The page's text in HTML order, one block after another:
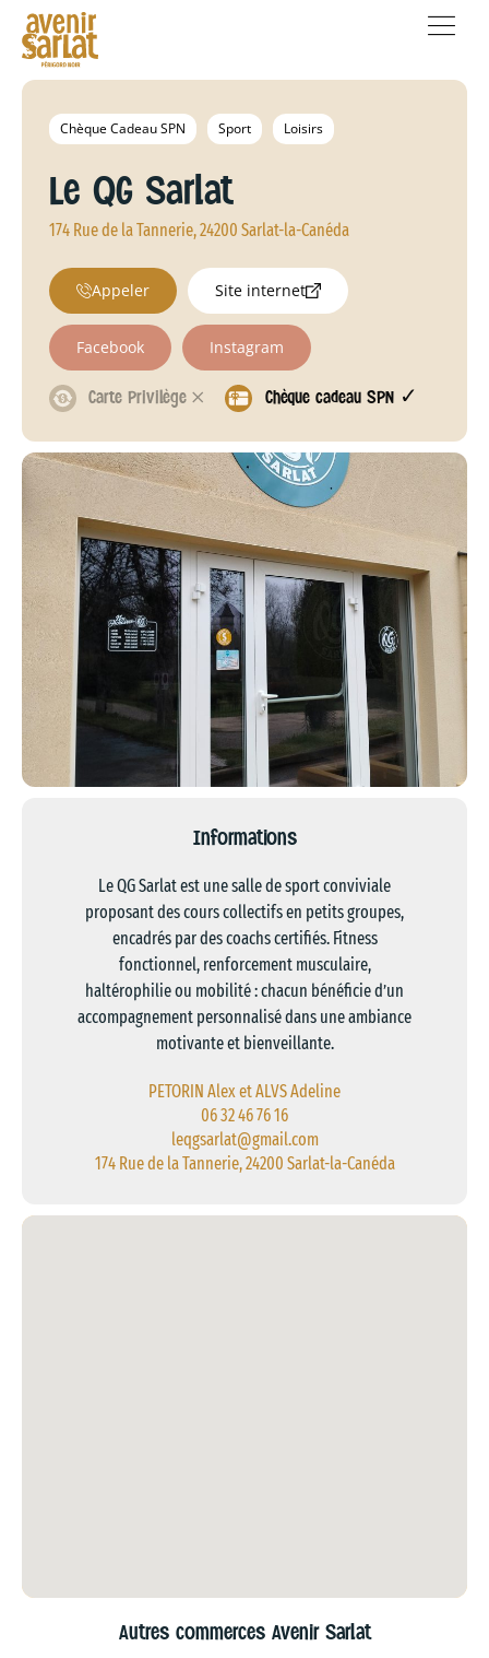
Chèque Cadeau SPN Sport Loisirs
Le QG Sarlat
174 Rue de la Tannerie, 24200 Sarlat-la-Canéda
Appeler Site internet
Facebook Instagram
Carte Privilège 𐄂 Chèque cadeau SPN ✓
Informations
Le QG Sarlat est une salle de sport conviviale
proposant des cours collectifs en petits groupes,
encadrés par des coachs certifiés. Fitness
fonctionnel, renforcement musculaire,
haltérophilie ou mobilité : chacun bénéficie d’un
accompagnement personnalisé dans une ambiance
motivante et bienveillante.
PETORIN Alex et ALVS Adeline
06 32 46 76 16
leqgsarlat@gmail.com
174 Rue de la Tannerie, 24200 Sarlat-la-Canéda
Autres commerces Avenir Sarlat